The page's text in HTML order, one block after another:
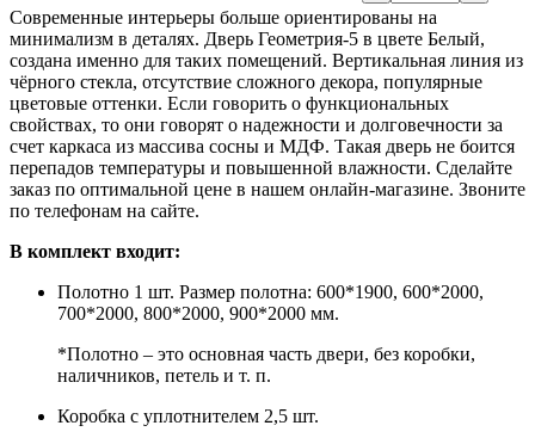
Современные интерьеры больше ориентированы на
минимализм в деталях. Дверь Геометрия-5 в цвете Белый,
создана именно для таких помещений. Вертикальная линия из
чёрного стекла, отсутствие сложного декора, популярные
цветовые оттенки. Если говорить о функциональных
свойствах, то они говорят о надежности и долговечности за
счет каркаса из массива сосны и МДФ. Такая дверь не боится
перепадов температуры и повышенной влажности. Сделайте
заказ по оптимальной цене в нашем онлайн-магазине. Звоните
по телефонам на сайте.
В комплект входит:
Полотно 1 шт. Размер полотна: 600*1900, 600*2000,
700*2000, 800*2000, 900*2000 мм.
*Полотно – это основная часть двери, без коробки,
наличников, петель и т. п.
Коробка с уплотнителем 2,5 шт.